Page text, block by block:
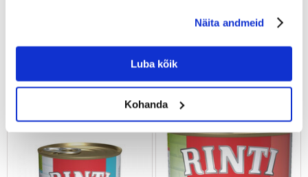
Näita andmeid
Luba kõik
Kohanda
(5.03 € / kg)
LISA OSTUKORVI
€7.63
(9.54 € / kg)